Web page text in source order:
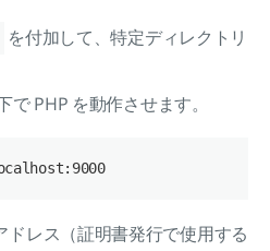
を付加して、特定ディレクトリ
PHP を動作させます。
php_fastcgi /blog/* localhost:9000
ドレス（証明書発行で使用する